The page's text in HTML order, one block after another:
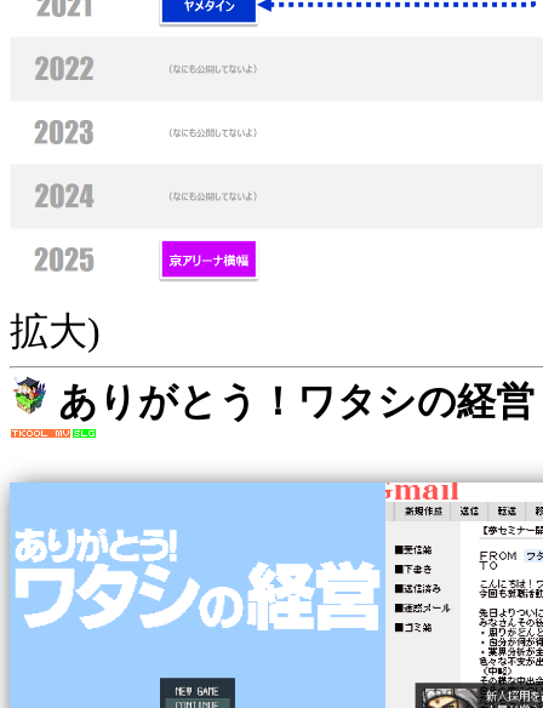
拡大)
ありがとう！ワタシの経営